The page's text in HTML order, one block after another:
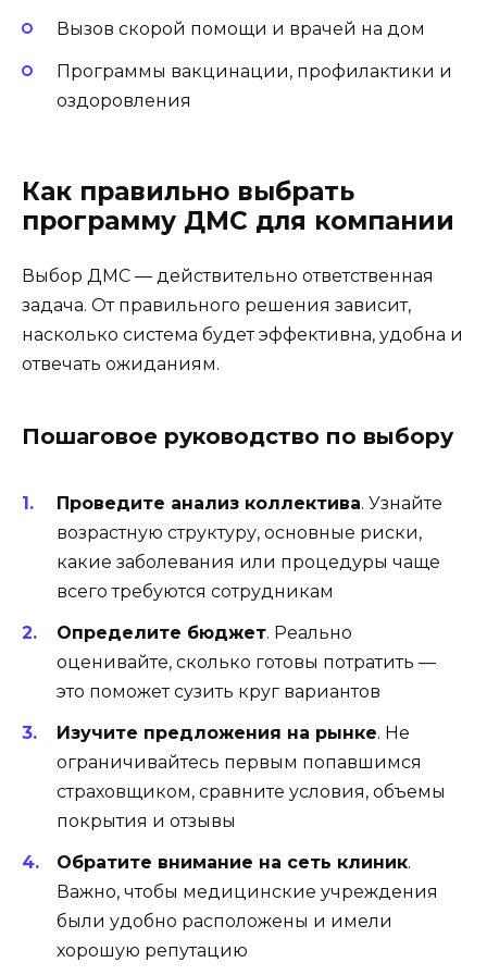
Вызов скорой помощи и врачей на дом
Программы вакцинации, профилактики и
оздоровления
Как правильно выбрать
программу ДМС для компании
Выбор ДМС — действительно ответственная
задача. От правильного решения зависит,
насколько система будет эффективна, удобна и
отвечать ожиданиям.
Пошаговое руководство по выбору
Проведите анализ коллектива. Узнайте
возрастную структуру, основные риски,
какие заболевания или процедуры чаще
всего требуются сотрудникам
Определите бюджет. Реально
оценивайте, сколько готовы потратить —
это поможет сузить круг вариантов
Изучите предложения на рынке. Не
ограничивайтесь первым попавшимся
страховщиком, сравните условия, объемы
покрытия и отзывы
Обратите внимание на сеть клиник.
Важно, чтобы медицинские учреждения
были удобно расположены и имели
хорошую репутацию